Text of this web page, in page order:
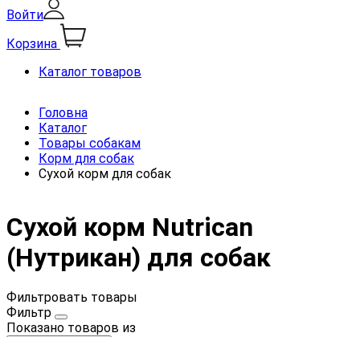
Войти
Корзина
Каталог товаров
Головна
Каталог
Товары собакам
Корм для собак
Сухой корм для собак
Сухой корм Nutrican
(Нутрикан) для собак
Фильтровать товары
Фильтр
Показано товаров из